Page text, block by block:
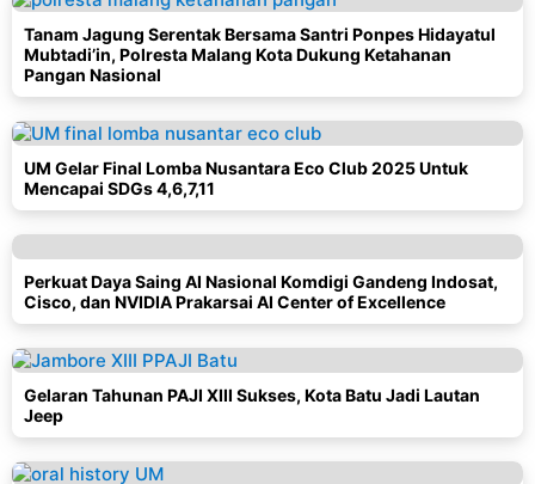
Tanam Jagung Serentak Bersama Santri Ponpes Hidayatul
Mubtadi’in, Polresta Malang Kota Dukung Ketahanan
Pangan Nasional
UM Gelar Final Lomba Nusantara Eco Club 2025 Untuk
Mencapai SDGs 4,6,7,11
Perkuat Daya Saing AI Nasional Komdigi Gandeng Indosat,
Cisco, dan NVIDIA Prakarsai AI Center of Excellence
Gelaran Tahunan PAJI XIII Sukses, Kota Batu Jadi Lautan
Jeep